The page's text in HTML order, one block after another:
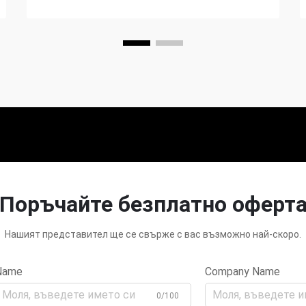
безплатно оферта
Нашият представител ще се свърже с вас възможно най-скоро.
0/100
Company Name